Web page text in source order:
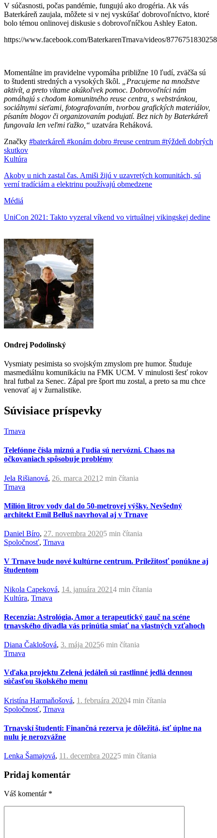
V súčasnosti, počas pandémie, fungujú ako drogéria. Ak vás
Baterkáreň zaujala, môžete si v nej vyskúšať dobrovoľníctvo, ktoré
bolo témou onlinovej diskusie s dobrovoľníčkou Ashley Eaton.
https://www.facebook.com/BaterkarenTrnava/videos/
Momentálne im pravidelne vypomáha približne 10 ľudí, zväčša sú
to študenti stredných a vysokých škôl.
„Pracujeme na množstve
aktivít, a preto vítame akúkoľvek pomoc. Dobrovoľníci nám
pomáhajú s chodom komunitného reuse centra, s webstránkou,
sociálnymi sieťami, fotografovaním, tvorbou grafických materiálov,
písaním blogov či organizovaním podujatí. Bez nich by Baterkáreň
fungovala len veľmi ťažko,“ uzatvára Reháková.
Značky #baterkáreň #konám dobro #reuse centrum #týždeň dobrých
skutkov
Kultúra
Akoby u nich zastal čas. Amiši žijú v uzavretých komunitách, sú
verní tradíciám a elektrinu používajú obmedzene
Médiá
UniCon 2021: Takto vyzeral víkend vo virtuálnej vikingskej dedine
Ondrej Podolinský
Vysmiaty pesimista so svojským zmyslom pre humor. Študuje
masmediálnu komunikáciu na FMK UCM. V minulosti šesť rokov
hral futbal za Senec. Zápal pre šport mu zostal, a preto sa mu chce
venovať aj v žurnalistike.
Súvisiace príspevky
Trnava
Telefónne čísla miznú a ľudia sú nervózni. Chaos na
očkovaniach spôsobuje problémy
Jela Rišianová, 26. marca 2021 2 min čítania
Trnava
Milión litrov vody dal do 50-metrovej výšky. Nevšedný
architekt Emil Belluš navrhoval aj v Trnave
Daniel Bíro, 27. novembra 20205 min čítania
Spoločnosť, Trnava
V Trnave bude nové kultúrne centrum. Príležitosť ponúkne aj
študentom
Nikola Capeková, 14. januára 20214 min čítania
Kultúra, Trnava
Recenzia: Astrológia, Amor a terapeutický gauč na scéne
trnavského divadla vás prinútia smiať na vlastných vzťahoch
Diana Čaklošová, 3. mája 20256 min čítania
Trnava
Vďaka projektu Zelená jedáleň sú rastlinné jedlá dennou
súčasťou školského menu
Kristína Harmaňošová, 1. februára 20204 min čítania
Spoločnosť, Trnava
Trnavskí študenti: Finančná rezerva je dôležitá, ísť úplne na
nulu je nerozvážne
Lenka Šamajová, 11. decembra 20225 min čítania
Pridaj komentár
Váš komentár *